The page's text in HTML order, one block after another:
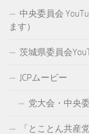
中央委員会
ます）
茨城県委員会
JCPムービー
党大会・中央
「とことん共産